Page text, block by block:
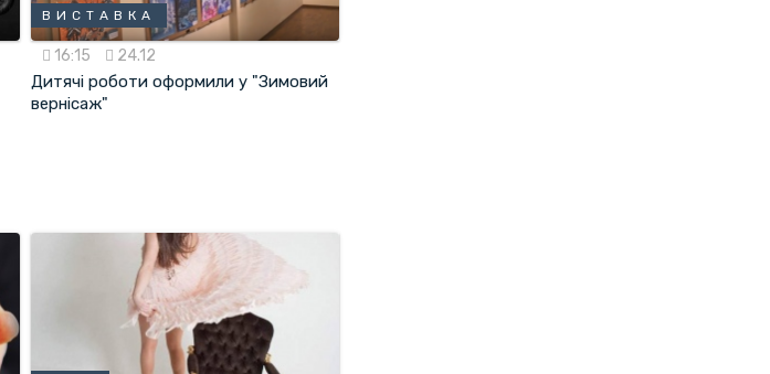
ВИСТАВКА
16:15 24.12
Дитячі роботи оформили у "Зимовий
вернісаж"